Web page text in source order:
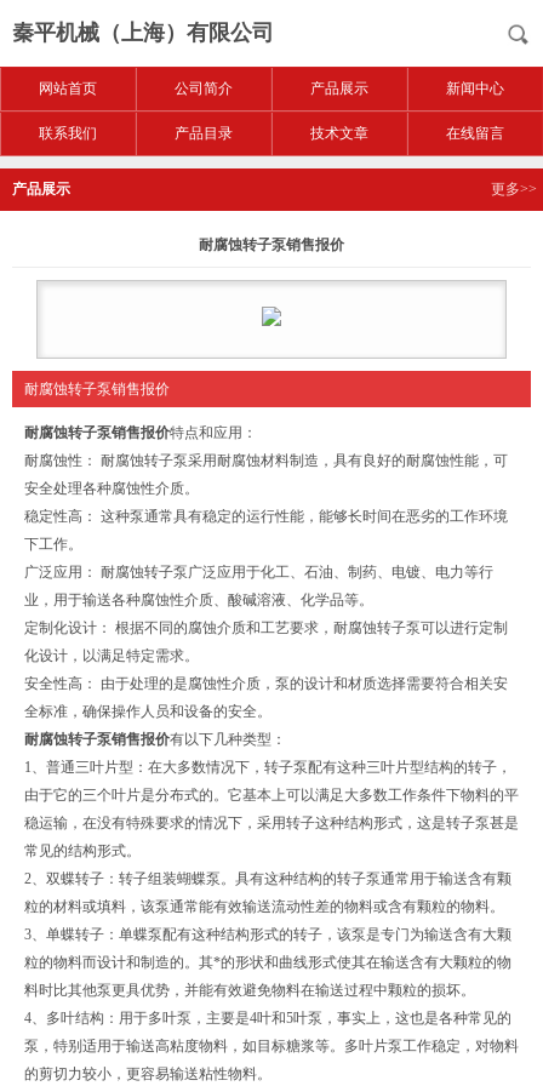
秦平机械（上海）有限公司
网站首页 公司简介 产品展示 新闻中心
联系我们 产品目录 技术文章 在线留言
产品展示 更多>>
耐腐蚀转子泵销售报价
耐腐蚀转子泵销售报价
耐腐蚀转子泵销售报价特点和应用：
耐腐蚀性： 耐腐蚀转子泵采用耐腐蚀材料制造，具有良好的耐腐蚀性能，可
安全处理各种腐蚀性介质。
稳定性高： 这种泵通常具有稳定的运行性能，能够长时间在恶劣的工作环境
下工作。
广泛应用： 耐腐蚀转子泵广泛应用于化工、石油、制药、电镀、电力等行
业，用于输送各种腐蚀性介质、酸碱溶液、化学品等。
定制化设计： 根据不同的腐蚀介质和工艺要求，耐腐蚀转子泵可以进行定制
化设计，以满足特定需求。
安全性高： 由于处理的是腐蚀性介质，泵的设计和材质选择需要符合相关安
全标准，确保操作人员和设备的安全。
耐腐蚀转子泵销售报价有以下几种类型：
1、普通三叶片型：在大多数情况下，转子泵配有这种三叶片型结构的转子，
由于它的三个叶片是分布式的。它基本上可以满足大多数工作条件下物料的平
稳运输，在没有特殊要求的情况下，采用转子这种结构形式，这是转子泵甚是
常见的结构形式。
2、双蝶转子：转子组装蝴蝶泵。具有这种结构的转子泵通常用于输送含有颗
粒的材料或填料，该泵通常能有效输送流动性差的物料或含有颗粒的物料。
3、单蝶转子：单蝶泵配有这种结构形式的转子，该泵是专门为输送含有大颗
粒的物料而设计和制造的。其*的形状和曲线形式使其在输送含有大颗粒的物
料时比其他泵更具优势，并能有效避免物料在输送过程中颗粒的损坏。
4、多叶结构：用于多叶泵，主要是4叶和5叶泵，事实上，这也是各种常见的
泵，特别适用于输送高粘度物料，如目标糖浆等。多叶片泵工作稳定，对物料
的剪切力较小，更容易输送粘性物料。